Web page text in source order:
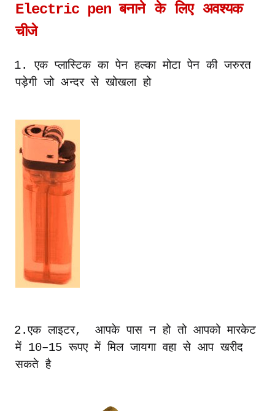
Electric penबनाने के लिए अवश्यक
चीजे
1. एक प्लास्टिक का पेन हल्का मोटा पेन की जरुरत
पड़ेगी जो अन्दर से खोखला हो
2.एक लाइटर, आपके पास न हो तो आपको मारकेट
में 10–15रूपए में मिल जायगा वहा से आप खरीद
सकते है